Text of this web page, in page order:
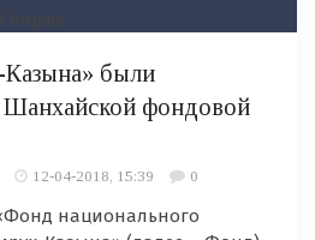
были
Шанхайской фондовой
12-04-2018, 15:39 0
национального